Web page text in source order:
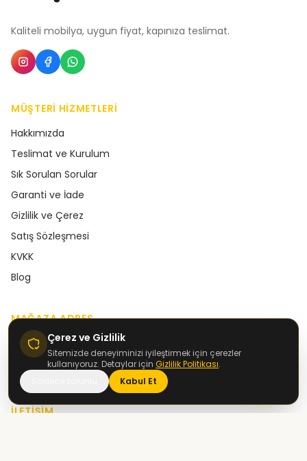
Kaliteli mobilya, uygun fiyat, kapınıza teslimat.
MÜŞTERI HIZMETLERI
Hakkımızda
Teslimat ve Kurulum
Sık Sorulan Sorular
Garanti ve İade
Gizlilik ve Çerez
Satış Sözleşmesi
KVKK
Blog
MAĞAZA ADRES
Wobilimo AVM, 2. Kat No.122, İnegöl / Bursa
Konum bilgisi için tıklayın →
İLETIŞIM
Çerez ve Gizlilik
Sitemizde deneyiminizi iyileştirmek için çerezler
kullanıyoruz. Detaylar için Gizlilik Politikası.
Kabul Et